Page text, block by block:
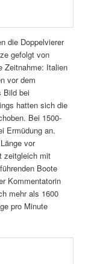
die Doppelvierer
gefolgt von
Zeitnahme: Italien
vor dem
Bild bei
hatten sich die
Bei 1500-
Ermüdung an.
vor
zeitgleich mit
Boote
Kommentatorin
mehr als 1600
pro Minute